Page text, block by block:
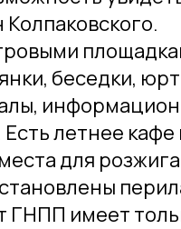
беседки,
летнее кафе
для
имеет